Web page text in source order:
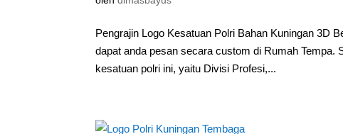
Pengrajin Logo Kesatuan Polri Bahan Kuningan 3D
dapat anda pesan secara custom di Rumah Tempa.
kesatuan polri ini, yaitu Divisi Profesi,...